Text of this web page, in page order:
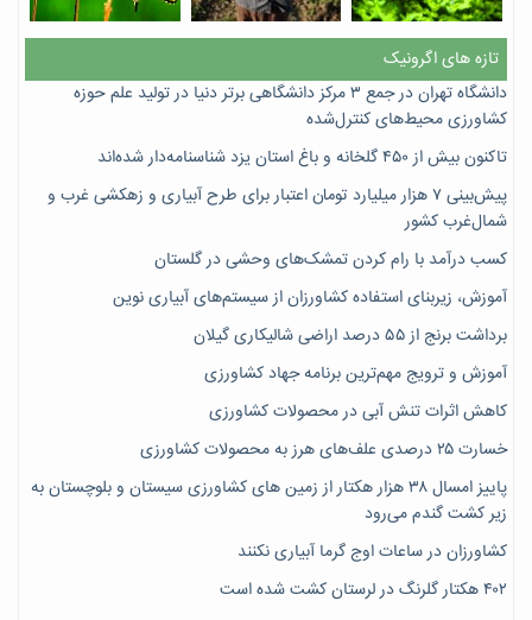
تازه های اگرونیک
دانشگاه تهران در جمع ۳ مرکز دانشگاهی برتر دنیا در تولید علم حوزه
کشاورزی محیط‌های کنترل‌شده
تاکنون بیش از ۴۵۰ گلخانه و باغ استان یزد شناسنامه‌دار شده‌اند
پیش‌بینی ۷‌ هزار میلیارد تومان اعتبار برای طرح آبیاری و زهکشی غرب و
شمال‌غرب کشور
کسب درآمد با رام کردن تمشک‌های وحشی در گلستان
آموزش، زیربنای استفاده کشاورزان از سیستم‌های آبیاری نوین
برداشت برنج از ۵۵ درصد اراضی شالیکاری گیلان
آموزش و ترویج مهم‌ترین برنامه جهاد کشاورزی
کاهش اثرات تنش آبی در محصولات کشاورزی
خسارت ۲۵ درصدی علف‌های هرز به محصولات کشاورزی
پاییز امسال ۳۸ هزار هکتار از زمین های کشاورزی سیستان و بلوچستان به
زیر کشت گندم می‌رود
کشاورزان در ساعات اوج گرما آبیاری نکنند
۴۰۲ هکتار گلرنگ در لرستان کشت شده است